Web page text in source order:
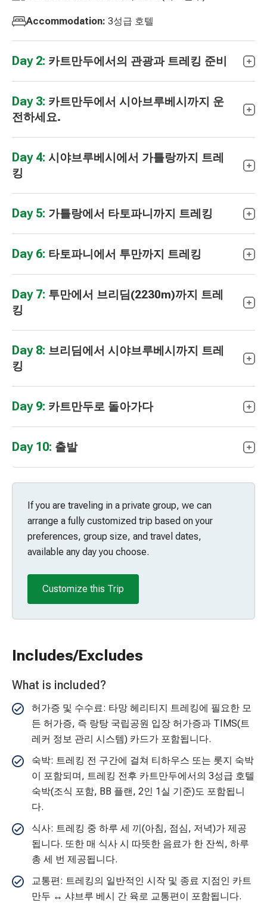
Accommodation: 3성급 호텔
Day 2: 카트만두에서의 관광과 트레킹 준비
Day 3: 카트만두에서 시아브루베시까지 운
전하세요.
Day 4: 시야브루베시에서 가틀랑까지 트레
킹
Day 5: 가틀랑에서 타토파니까지 트레킹
Day 6: 타토파니에서 투만까지 트레킹
Day 7: 투만에서 브리딤(2230m)까지 트레
킹
Day 8: 브리딤에서 시야브루베시까지 트레
킹
Day 9: 카트만두로 돌아가다
Day 10: 출발
If you are traveling in a private group, we can
arrange a fully customized trip based on your
preferences, group size, and travel dates,
available any day you choose.
Customize this Trip
Includes/Excludes
What is included?
허가증 및 수수료: 타망 헤리티지 트레킹에 필요한 모
든 허가증, 즉 랑탕 국립공원 입장 허가증과 TIMS(트
레커 정보 관리 시스템) 카드가 포함됩니다.
숙박: 트레킹 전 구간에 걸쳐 티하우스 또는 롯지 숙박
이 포함되며, 트레킹 전후 카트만두에서의 3성급 호텔
숙박(조식 포함, BB 플랜, 2인 1실 기준)도 포함됩니
다.
식사: 트레킹 중 하루 세 끼(아침, 점심, 저녁)가 제공
됩니다. 또한 매 식사 시 따뜻한 음료가 한 잔씩, 하루
총 세 번 제공됩니다.
교통편: 트레킹의 일반적인 시작 및 종료 지점인 카트
만두 ↔ 샤브루 베시 간 육로 교통편이 포함됩니다.